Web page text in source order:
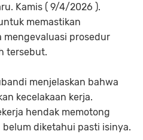
Kamis ( 9/4/2026 ).
memastikan
mengevaluasi prosedur
tersebut.
menjelaskan bahwa
kecelakaan kerja.
hendak memotong
diketahui pasti isinya.